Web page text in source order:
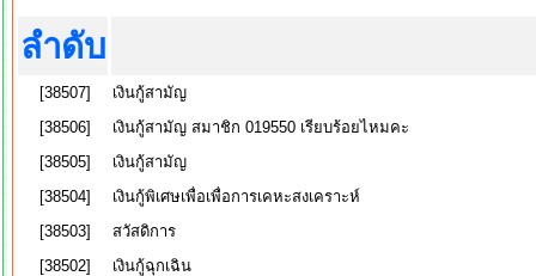
ลำดับ
[38507]
เงินกู้สามัญ
[38506]
เงินกู้สามัญ สมาชิก 019550 เรียบร้อยไหมคะ
[38505]
เงินกู้สามัญ
[38504]
เงินกู้พิเศษเพื่อเพื่อการเคหะสงเคราะห์
[38503]
สวัสดิการ
[38502]
เงินกู้ฉุกเฉิน